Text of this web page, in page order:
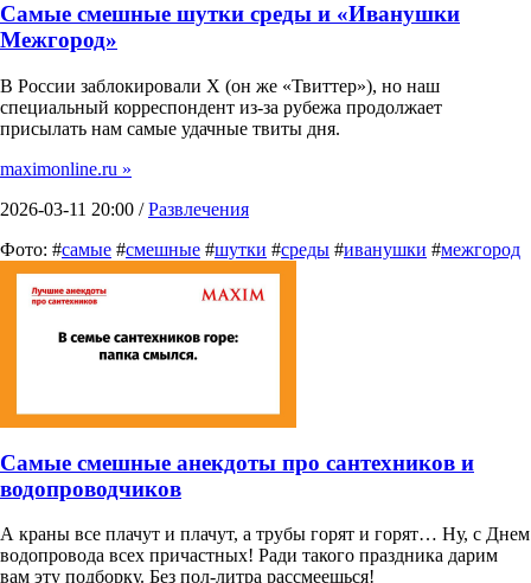
Самые смешные шутки среды и «Иванушки
Межгород»
В России заблокировали X (он же «Твиттер»), но наш
специальный корреспондент из-за рубежа продолжает
присылать нам самые удачные твиты дня.
maximonline.ru »
2026-03-11 20:00 /Развлечения
Фото: #самые #смешные #шутки #среды #иванушки #межгород
Самые смешные анекдоты про сантехников и
водопроводчиков
А краны все плачут и плачут, а трубы горят и горят… Ну, с Днем
водопровода всех причастных! Ради такого праздника дарим
вам эту подборку. Без пол-литра рассмеешься!